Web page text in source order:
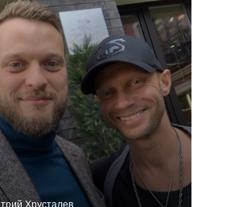
Хрусталев